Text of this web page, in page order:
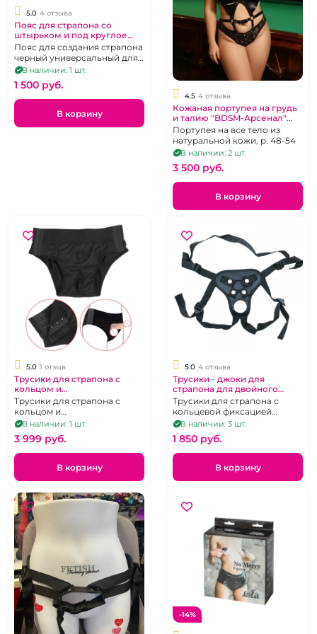
5.0 4 отзыва
Пояс для страпона со
штырьком и под круглое
основание "Strap-on"
универсальный черный
Пояс для создания страпона
черный универсальный для
всех типов насадок
В наличии: 1 шт.
1 500 pуб.
В корзину
4.5 4 отзыва
Кожаная портупея на грудь
и талию "BDSM-Арсенал"
черная
Портупея на все тело из
натуральной кожи, р. 48-54
В наличии: 2 шт.
3 500 pуб.
В корзину
5.0 1 отзыв
Трусики для страпона с
кольцом и
дополнительными
крючками
Трусики для страпона с
кольцом и
дополнительными крючками
для двойного
проникновения
В наличии: 1 шт.
3 999 pуб.
В корзину
5.0 4 отзыва
Трусики - джоки для
страпона для двойного
проникновения
Трусики для страпона с
кольцевой фиксацией
насадки и дополнительным
отверстием для члена.
В наличии: 3 шт.
1 850 pуб.
В корзину
-14%